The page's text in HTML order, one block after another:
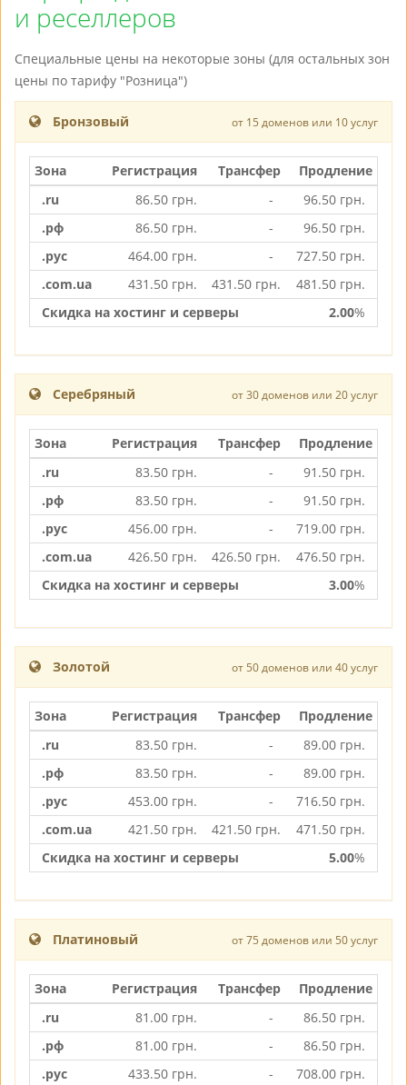
и реселлеров
Специальные цены на некоторые зоны (для остальных зон
цены по тарифу "Розница")
Бронзовый от 15 доменов или 10 услуг
Зона Регистрация Трансфер
Продление
.ru
86.50 грн. - 96.50 грн.
.рф
86.50 грн. - 96.50 грн.
.рус
464.00 грн. - 727.50 грн.
.com.ua
431.50 грн. 431.50 грн. 481.50 грн.
Скидка на хостинг и серверы
2.00%
Серебряный от 30 доменов или 20 услуг
Зона Регистрация Трансфер
Продление
.ru
83.50 грн. - 91.50 грн.
.рф
83.50 грн. - 91.50 грн.
.рус
456.00 грн. - 719.00 грн.
.com.ua
426.50 грн. 426.50 грн. 476.50 грн.
Скидка на хостинг и серверы
3.00%
Золотой от 50 доменов или 40 услуг
Зона Регистрация Трансфер
Продление
.ru
83.50 грн. - 89.00 грн.
.рф
83.50 грн. - 89.00 грн.
.рус
453.00 грн. - 716.50 грн.
.com.ua
421.50 грн. 421.50 грн. 471.50 грн.
Скидка на хостинг и серверы
5.00%
Платиновый от 75 доменов или 50 услуг
Зона Регистрация Трансфер
Продление
.ru
81.00 грн. - 86.50 грн.
.рф
81.00 грн. - 86.50 грн.
.рус
433.50 грн. - 708.00 грн.